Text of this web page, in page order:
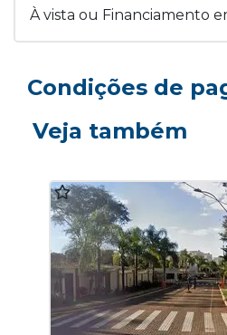
À vista ou Financiamento
Condições de
Veja também